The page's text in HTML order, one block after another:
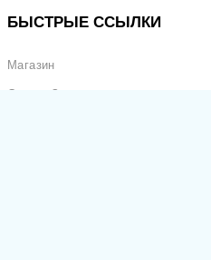
БЫСТРЫЕ ССЫЛКИ
Магазин
Статус Заказа